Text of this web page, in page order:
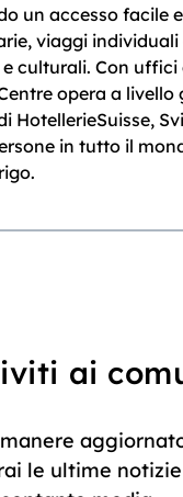
un accesso facile
viaggi
culturali. Con uffici
opera a livello
HotellerieSuisse,
in tutto il
ai
le ultime